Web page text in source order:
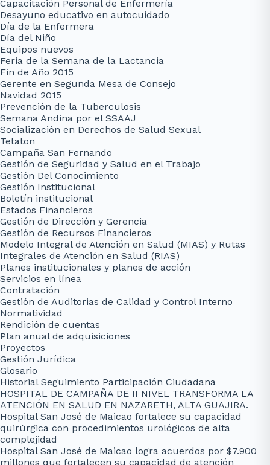
Capacitación Personal de Enfermería
Desayuno educativo en autocuidado
Día de la Enfermera
Día del Niño
Equipos nuevos
Feria de la Semana de la Lactancia
Fin de Año 2015
Gerente en Segunda Mesa de Consejo
Navidad 2015
Prevención de la Tuberculosis
Semana Andina por el SSAAJ
Socialización en Derechos de Salud Sexual
Tetaton
Campaña San Fernando
Gestión de Seguridad y Salud en el Trabajo
Gestión Del Conocimiento
Gestión Institucional
Boletín institucional
Estados Financieros
Gestión de Dirección y Gerencia
Gestión de Recursos Financieros
Modelo Integral de Atención en Salud (MIAS) y Rutas
Integrales de Atención en Salud (RIAS)
Planes institucionales y planes de acción
Servicios en línea
Contratación
Gestión de Auditorias de Calidad y Control Interno
Normatividad
Rendición de cuentas
Plan anual de adquisiciones
Proyectos
Gestión Jurídica
Glosario
Historial Seguimiento Participación Ciudadana
HOSPITAL DE CAMPAÑA DE II NIVEL TRANSFORMA LA
ATENCIÓN EN SALUD EN NAZARETH, ALTA GUAJIRA.
Hospital San José de Maicao fortalece su capacidad
quirúrgica con procedimientos urológicos de alta
complejidad
Hospital San José de Maicao logra acuerdos por $7.900
millones que fortalecen su capacidad de atención